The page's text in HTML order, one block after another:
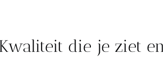
die je ziet